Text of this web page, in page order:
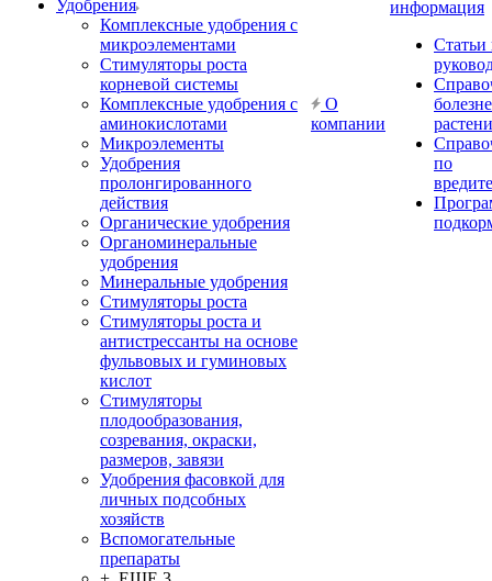
Удобрения
Комплексные удобрения с
микроэлементами
Стимуляторы роста
корневой системы
Комплексные удобрения с
аминокислотами
Микроэлементы
Удобрения
пролонгированного
действия
Органические удобрения
Органоминеральные
удобрения
Минеральные удобрения
Стимуляторы роста
Стимуляторы роста и
антистрессанты на основе
фульвовых и гуминовых
кислот
Стимуляторы
плодообразования,
созревания, окраски,
размеров, завязи
Удобрения фасовкой для
личных подсобных
хозяйств
Вспомогательные
препараты
О
компании
информация
Статьи
по